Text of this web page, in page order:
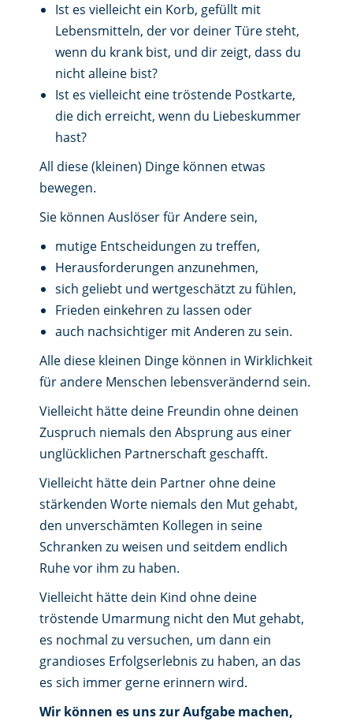
Ist es vielleicht ein Korb, gefüllt mit
Lebensmitteln, der vor deiner Türe steht,
wenn du krank bist, und dir zeigt, dass du
nicht alleine bist?
Ist es vielleicht eine tröstende Postkarte,
die dich erreicht, wenn du Liebeskummer
hast?
All diese (kleinen) Dinge können etwas
bewegen.
Sie können Auslöser für Andere sein,
mutige Entscheidungen zu treffen,
Herausforderungen anzunehmen,
sich geliebt und wertgeschätzt zu fühlen,
Frieden einkehren zu lassen oder
auch nachsichtiger mit Anderen zu sein.
Alle diese kleinen Dinge können in Wirklichkeit
für andere Menschen lebensverändernd sein.
Vielleicht hätte deine Freundin ohne deinen
Zuspruch niemals den Absprung aus einer
unglücklichen Partnerschaft geschafft.
Vielleicht hätte dein Partner ohne deine
stärkenden Worte niemals den Mut gehabt,
den unverschämten Kollegen in seine
Schranken zu weisen und seitdem endlich
Ruhe vor ihm zu haben.
Vielleicht hätte dein Kind ohne deine
tröstende Umarmung nicht den Mut gehabt,
es nochmal zu versuchen, um dann ein
grandioses Erfolgserlebnis zu haben, an das
es sich immer gerne erinnern wird.
Wir können es uns zur Aufgabe machen,